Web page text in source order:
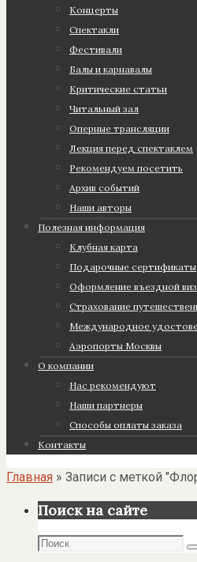
Концерты
Спектакли
Фестивали
Балы и карнавалы
Критические статьи
Читальный зал
Оперные трансляции
Лекция перед спектаклем
Рекомендуем посетить
Архив событий
Наши авторы
Полезная информация
Клубная карта
Подарочные сертификаты
Оформление въездной
Страхование
Международное
Аэропорты Москвы
О компании
Нас рекомендуют
Наши партнеры
Cпособы оплаты заказа
Контакты
Главная » Записи с меткой
Поиск на сайте
Поиск